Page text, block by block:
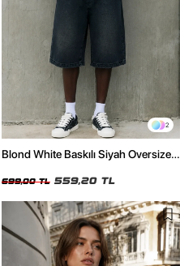
2
Blond White Baskılı Siyah Oversize
699,00 TL 559,20 TL